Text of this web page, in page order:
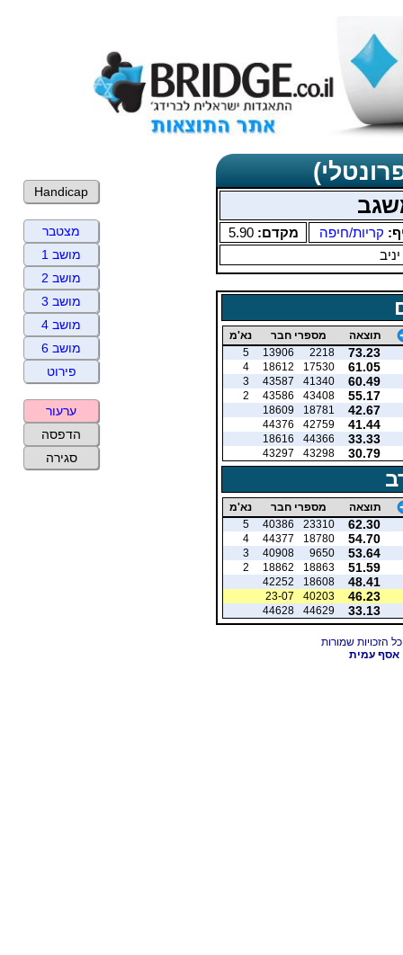
קריות/חיפה מקדם:5.90
תוצאה מספרי חבר נא'מ
73.23
2218
13906
5
61.05
17530
18612
4
60.49
41340
43587
3
55.17
43408
43586
2
42.67
18781
18609
41.44
42759
44376
33.33
44366
18616
30.79
43298
43297
תוצאה מספרי חבר נא'מ
62.30
23310
40386
5
54.70
18780
44377
4
53.64
9650
40908
3
51.59
18863
18862
2
48.41
18608
42252
46.23
40203
23-07
33.13
44629
44628
אסף עמית
Handicap
מצטבר
מושב 1
מושב 2
מושב 3
מושב 4
מושב 6
פירוט
ערעור
הדפסה
סגירה